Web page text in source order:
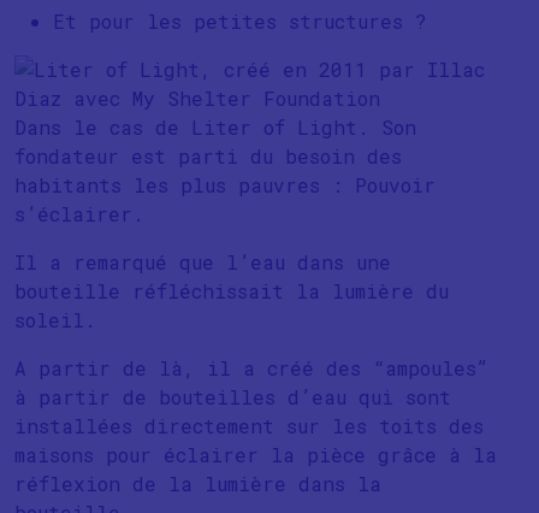
Et pour les petites structures ?
Dans le cas de Liter of Light. Son
fondateur est parti du besoin des
habitants les plus pauvres : Pouvoir
s’éclairer.
Il a remarqué que l’eau dans une
bouteille réfléchissait la lumière du
soleil.
A partir de là, il a créé des “ampoules”
à partir de bouteilles d’eau qui sont
installées directement sur les toits des
maisons pour éclairer la pièce grâce à la
réflexion de la lumière dans la